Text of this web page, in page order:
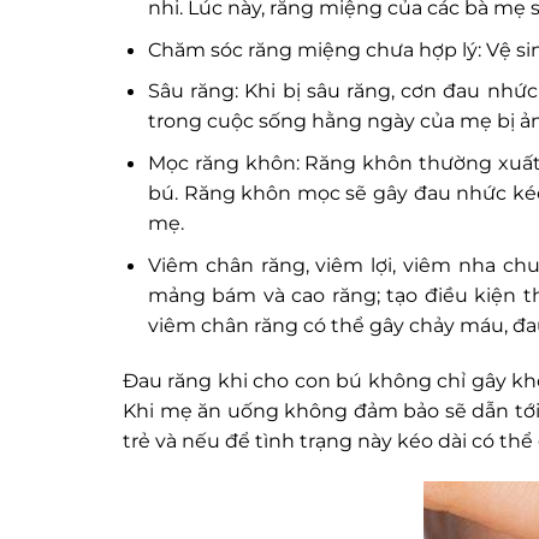
nhi. Lúc này, răng miệng của các bà
Chăm sóc răng miệng chưa hợp lý: Vệ
Sâu răng: Khi bị sâu răng, cơn đau
trong cuộc sống hằng ngày của mẹ bị
Mọc răng khôn: Răng khôn thường
bú. Răng khôn mọc sẽ gây đau nhức
mẹ.
Viêm chân răng, viêm lợi, viêm nha
mảng bám và cao răng; tạo điều kiện
viêm chân răng có thể gây chảy máu,
Đau răng khi cho con bú không chỉ gây
Khi mẹ ăn uống không đảm bảo sẽ dẫn
trẻ và nếu để tình trạng này kéo dài có thể